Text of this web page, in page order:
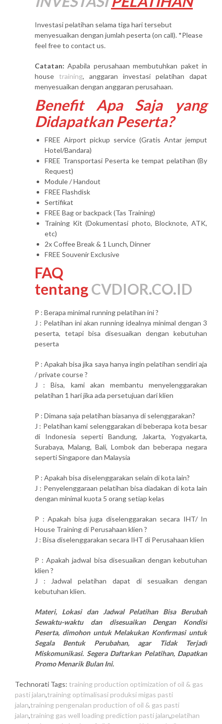
Investasi pelatihan selama tiga hari tersebut
menyesuaikan dengan jumlah peserta (on call). *Please
feel free to contact us.
Catatan: Apabila perusahaan membutuhkan paket in
house training, anggaran investasi pelatihan dapat
menyesuaikan dengan anggaran perusahaan.
Benefit Apa Saja yang
Didapatkan Peserta?
FREE Airport pickup service (Gratis Antar jemput
Hotel/Bandara)
FREE Transportasi Peserta ke tempat pelatihan (By
Request)
Module / Handout
FREE Flashdisk
Sertifikat
FREE Bag or backpack (Tas Training)
Training Kit (Dokumentasi photo, Blocknote, ATK,
etc)
2x Coffee Break & 1 Lunch, Dinner
FREE Souvenir Exclusive
FAQ
tentangCVDIOR.CO.ID
P : Berapa minimal running pelatihan ini ?
J : Pelatihan ini akan running idealnya minimal dengan 3
peserta, tetapi bisa disesuaikan dengan kebutuhan
peserta
P : Apakah bisa jika saya hanya ingin pelatihan sendiri aja
/ private course ?
J : Bisa, kami akan membantu menyelenggarakan
pelatihan 1 hari jika ada persetujuan dari klien
P : Dimana saja pelatihan biasanya di selenggarakan?
J : Pelatihan kami selenggarakan di beberapa kota besar
di Indonesia seperti Bandung, Jakarta, Yogyakarta,
Surabaya, Malang, Bali, Lombok dan beberapa negara
seperti Singapore dan Malaysia
P : Apakah bisa diselenggarakan selain di kota lain?
J : Penyelenggaraan pelatihan bisa diadakan di kota lain
dengan minimal kuota 5 orang setiap kelas
P : Apakah bisa juga diselenggarakan secara IHT/ In
House Training di Perusahaan klien ?
J : Bisa diselenggarakan secara IHT di Perusahaan klien
P : Apakah jadwal bisa disesuaikan dengan kebutuhan
klien ?
J : Jadwal pelatihan dapat di sesuaikan dengan
kebutuhan klien.
Materi, Lokasi dan Jadwal Pelatihan Bisa Berubah
Sewaktu-waktu dan disesuaikan Dengan Kondisi
Peserta, dimohon untuk Melakukan Konfirmasi untuk
Segala Bentuk Perubahan, agar Tidak Terjadi
Miskomunikasi. Segera Daftarkan Pelatihan, Dapatkan
Promo Menarik Bulan Ini.
Technorati Tags: training production optimization of oil & gas
pasti jalan,training optimalisasi produksi migas pasti
jalan,training pengenalan production of oil & gas pasti
jalan,training gas well loading prediction pasti jalan,pelatihan